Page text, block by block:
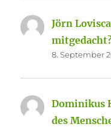
Jörn
8. September
Dominikus
des